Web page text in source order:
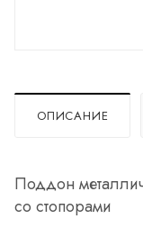
ОПИСАНИЕ
Поддон
со стопорами